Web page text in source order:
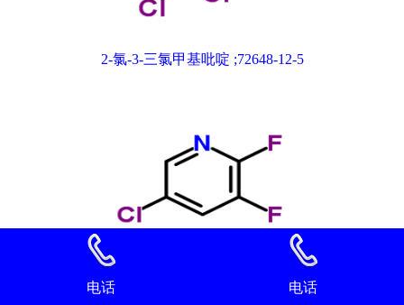
2-氯-3-三氯甲基吡啶 ;72648-12-5
2,3-二氟-5-氯吡啶 89402-43-7
电话 电话